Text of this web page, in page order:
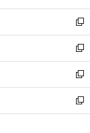
開
く
ウ
で
開
く
ン
ド
ウ
で
開
く
ウ
ィ
ン
ド
ウ
で
開
く
し
い
ウ
ィ
ン
ド
ウ
で
開
新
し
い
ウ
ィ
ン
ド
ウ
新
し
い
ウ
ィ
ン
新
し
い
ウ
新
し